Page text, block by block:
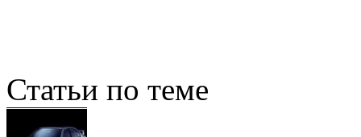
Статьи по теме